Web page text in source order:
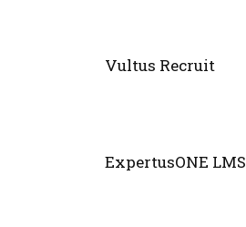
Vultus Recruit
ExpertusONE LMS